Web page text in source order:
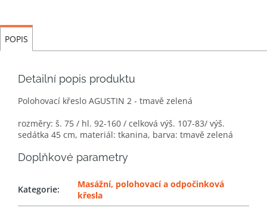
POPIS
Detailní popis produktu
Polohovací křeslo AGUSTIN 2 - tmavě zelená
rozměry: š. 75 / hl. 92-160 / celková výš. 107-83/ výš.
sedátka 45 cm, materiál: tkanina, barva: tmavě zelená
Doplňkové parametry
Kategorie:
Masážní, polohovací a odpočinková
křesla